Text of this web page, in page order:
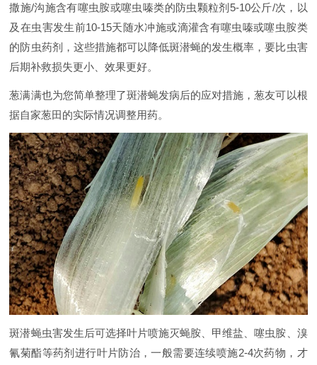
撒施/沟施含有噻虫胺或噻虫嗪类的防虫颗粒剂5-10公斤/次，以
及在虫害发生前10-15天随水冲施或滴灌含有噻虫嗪或噻虫胺类
的防虫药剂，这些措施都可以降低斑潜蝇的发生概率，要比虫害
后期补救损失更小、效果更好。
葱满满也为您简单整理了斑潜蝇发病后的应对措施，葱友可以根
据自家葱田的实际情况调整用药。
斑潜蝇虫害发生后可选择叶片喷施灭蝇胺、甲维盐、噻虫胺、溴
氰菊酯等药剂进行叶片防治，一般需要连续喷施2-4次药物，才